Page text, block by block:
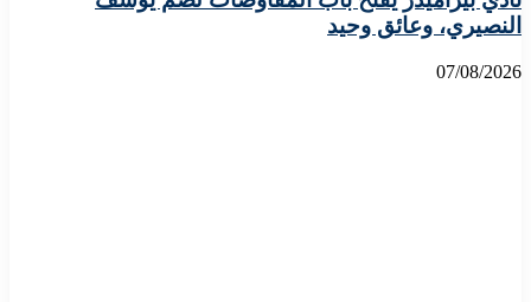
النصيري، وعائق وحيد
07/08/2026